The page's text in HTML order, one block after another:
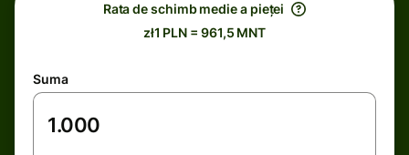
Rata de schimb medie a pieței
zł1 PLN = 961,5 MNT
Suma